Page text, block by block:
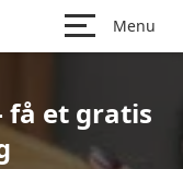
Menu
få et gratis